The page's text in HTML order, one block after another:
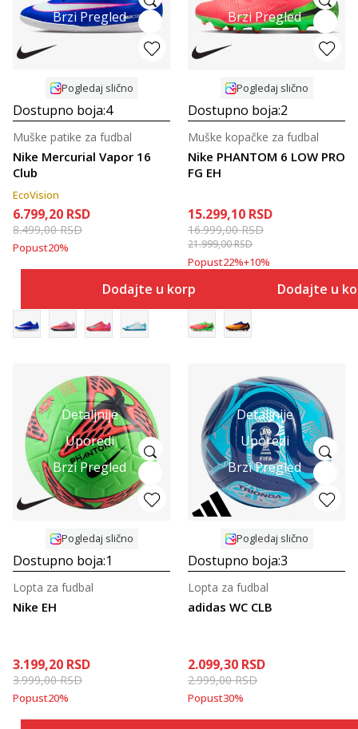
Brzi Pregled
Pogledaj slično
Dostupno boja:4
Nike Mercurial Vapor 16
Club
Muške patike za fudbal
EcoVision
6.799,20 RSD
8.499,00RSD
Popust20%
Dodajte u korpu
Brzi Pregled
Pogledaj slično
Dostupno boja:2
Nike PHANTOM 6 LOW PRO
FG EH
Muške kopačke za fudbal
15.299,10 RSD
16.999,00RSD
21.999,00RSD
Popust22%+10%
Dodajte u
Detaljnije
Uporedi
Brzi Pregled
Pogledaj slično
Dostupno boja:1
Nike EH
Lopta za fudbal
3.199,20 RSD
3.999,00RSD
Popust20%
Detaljnije
Uporedi
Brzi Pregled
Pogledaj slično
Dostupno boja:3
adidas WC CLB
Lopta za fudbal
2.099,30 RSD
2.999,00RSD
Popust30%